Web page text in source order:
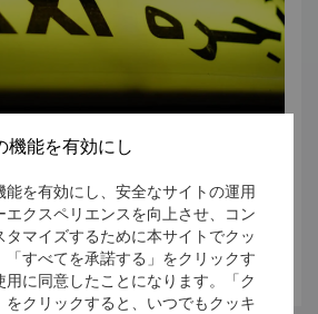
シーは、空港のすべての到着ターミナ
ます。UberやCareemなどの配車サー
専用の乗車エリアがあります。ご予約
のアプリをご利用ください。
機能を有効にし
能を有効にし、安全なサイトの運用
エクスペリエンスを向上させ、コン
タマイズするために本サイトでクッ
「すべてを承諾する」をクリックす
用に同意したことになります。「ク
をクリックすると、いつでもクッキ